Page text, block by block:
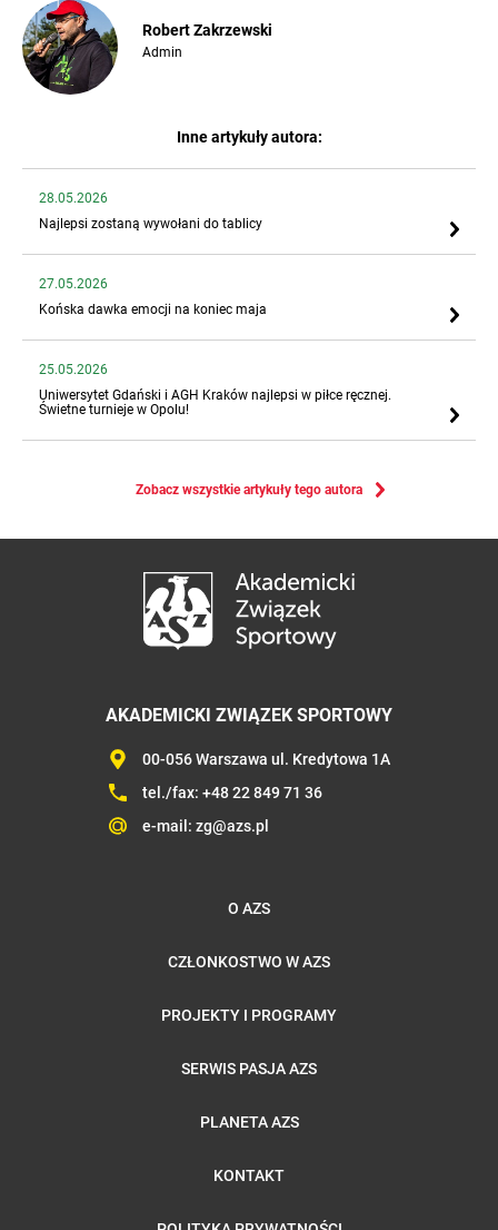
Robert Zakrzewski
Admin
Inne artykuły autora:
28.05.2026
Najlepsi zostaną wywołani do tablicy
27.05.2026
Końska dawka emocji na koniec maja
25.05.2026
Uniwersytet Gdański i AGH Kraków najlepsi w piłce ręcznej.
Świetne turnieje w Opolu!
Zobacz wszystkie artykuły tego autora
AKADEMICKI ZWIĄZEK SPORTOWY
00-056 Warszawa ul. Kredytowa 1A
tel./fax: +48 22 849 71 36
e-mail: zg@azs.pl
O AZS
CZŁONKOSTWO W AZS
PROJEKTY I PROGRAMY
SERWIS PASJA AZS
PLANETA AZS
KONTAKT